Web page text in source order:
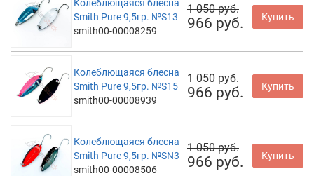
Колеблющаяся блесна
Smith Pure 9,5гр. №S13
smith00-00008259
1 050 руб.
966 руб. Купить
Колеблющаяся блесна
Smith Pure 9,5гр. №S15
smith00-00008939
1 050 руб.
966 руб. Купить
Колеблющаяся блесна
Smith Pure 9,5гр. №SN3
smith00-00008506
1 050 руб.
966 руб. Купить